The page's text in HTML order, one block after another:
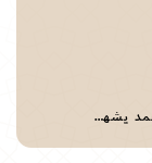
مكتوم بن محمد يشهد افتتاح مؤتمرمكافحة القرصنة البحرية